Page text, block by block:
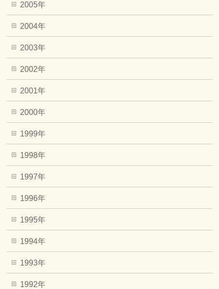
2005年
2004年
2003年
2002年
2001年
2000年
1999年
1998年
1997年
1996年
1995年
1994年
1993年
1992年